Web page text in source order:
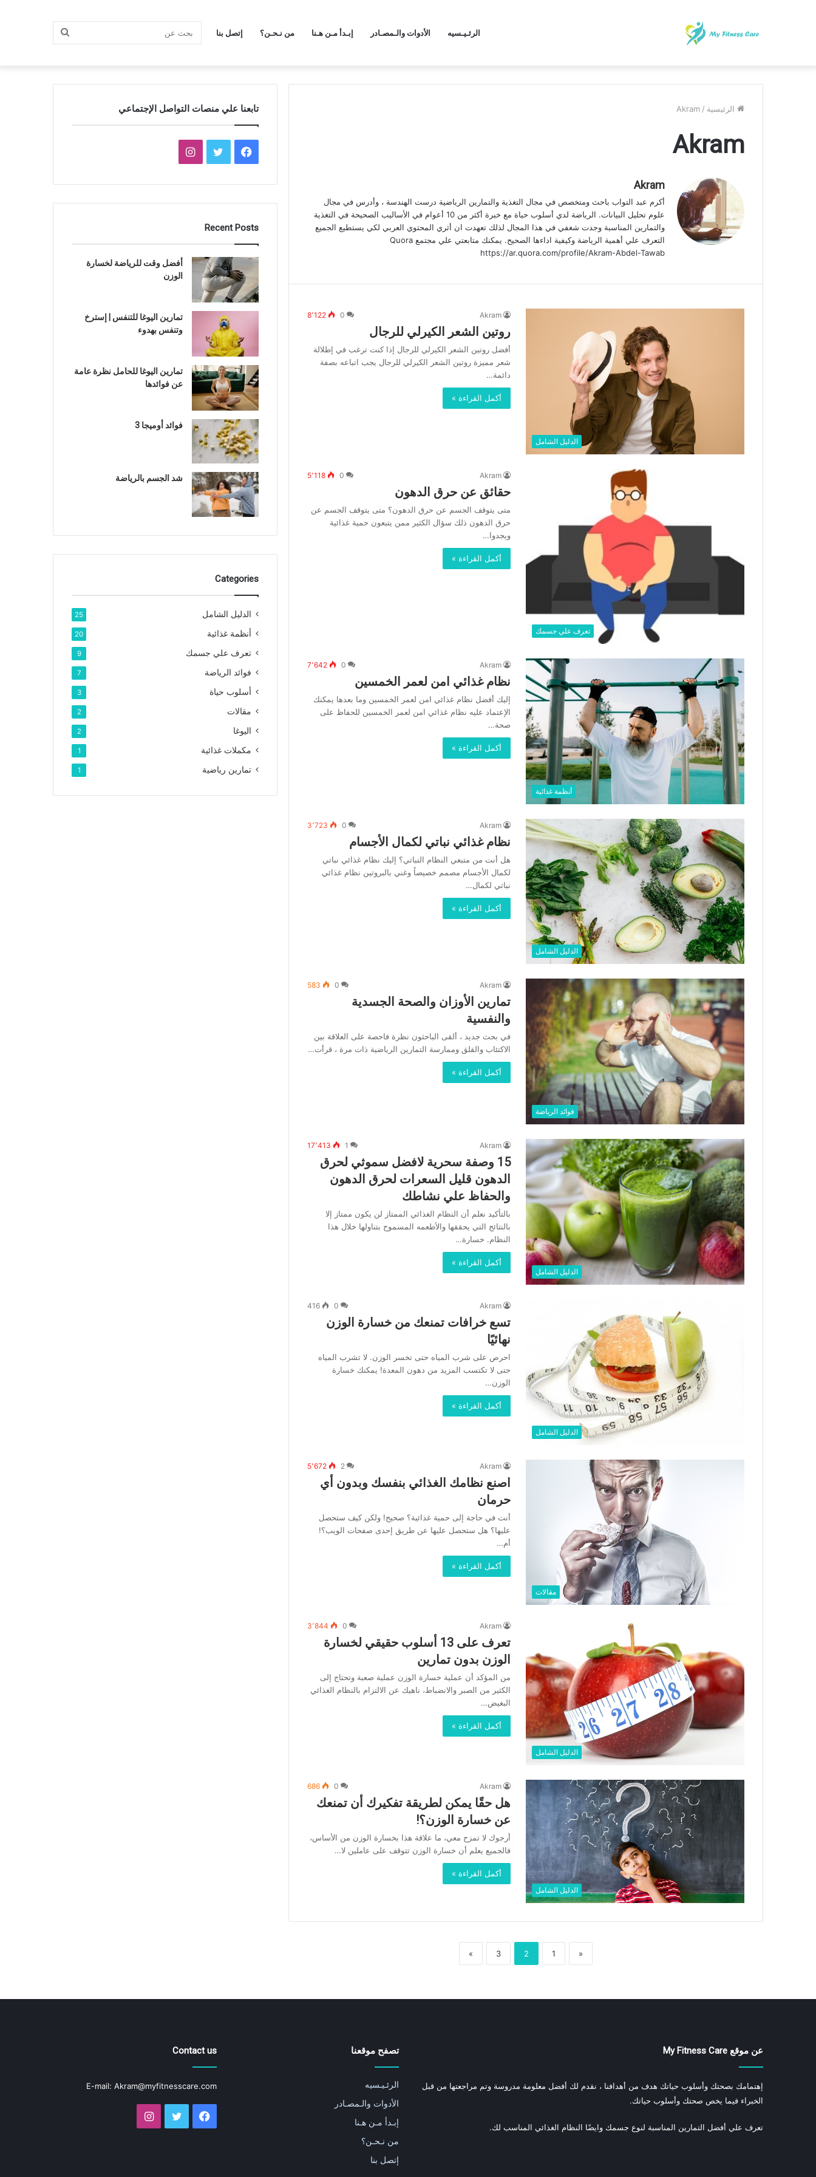
الرئـيـسيه الأدوات والـمصـادر إبـدأ مـن هـنا من نـحـن؟ إتصل بنا بحث
الرئيسية /
Akram
Akram
Akram
أكرم عبد التواب باحث ومتخصص في مجال التغذية والتمارين الرياضية درست الهندسة ، وأدرس في مجال
علوم تحليل البيانات. الرياضة لدي أسلوب حياة مع خبرة أكثر من 10 أعوام في الأساليب الصحيحة في التغذية
والتمارين المناسبة وجدت شغفي في هذا المجال لذلك تعهدت ان أثري المحتوي العربي لكي يستطيع الجميع
التعرف علي أهمية الرياضة وكيفية اداءها الصحيح. يمكنك متابعتي علي مجتمع Quora
https://ar.quora.com/profile/Akram-Abdel-Tawab
الدليل الشامل
Akram
0 8٬122
روتين الشعر الكيرلي للرجال
أفضل روتين الشعر الكيرلي للرجال إذا كنت ترغب في إطلالة
شعر مميزة روتين الشعر الكيرلي للرجال يجب اتباعه بصفة
دائمة…
أكمل القراءة »
تعرف علي جسمك
Akram
0 5٬118
حقائق عن حرق الدهون
متى يتوقف الجسم عن حرق الدهون؟ متى يتوقف الجسم عن
حرق الدهون ذلك سؤال الكثير ممن يتبعون حمية غذائية
ويجدوا…
أكمل القراءة »
أنظمة غذائية
Akram
0 7٬642
نظام غذائي امن لعمر الخمسين
إليك أفضل نظام غذائي امن لعمر الخمسين وما بعدها يمكنك
الإعتماد عليه نظام غذائي امن لعمر الخمسين للحفاظ على
صحة…
أكمل القراءة »
الدليل الشامل
Akram
0 3٬723
نظام غذائي نباتي لكمال الأجسام
هل أنت من متبعي النظام النباتي؟ إليك نظام غذائي نباتي
لكمال الأجسام مصمم خصيصاً وغني بالبروتين نظام غذائي
نباتي لكمال…
أكمل القراءة »
فوائد الرياضة
Akram
0
583
تمارين الأوزان والصحة الجسدية
والنفسية
في بحث جديد ، ألقى الباحثون نظرة فاحصة على العلاقة بين
الاكتئاب والقلق وممارسة التمارين الرياضية ذات مرة ، قرأت…
أكمل القراءة »
الدليل الشامل
Akram
1 17٬413
15 وصفة سحرية لافضل سموثي لحرق
الدهون قليل السعرات لحرق الدهون
والحفاظ علي نشاطك
بالتأكيد نعلم أن النظام الغذائي الممتاز لن يكون ممتاز إلا
بالنتائج التي يحققها والأطعمه المسموح بتناولها خلال هذا
النظام. خسارة…
أكمل القراءة »
الدليل الشامل
Akram
0
416
تسع خرافات تمنعك من خسارة الوزن
نهائيًا
احرص على شرب المياه حتى تخسر الوزن. لا تشرب المياه
حتى لا تكتسب المزيد من دهون المعدة! يمكنك خسارة
الوزن…
أكمل القراءة »
مقالات
Akram
2 5٬672
اصنع نظامك الغذائي بنفسك وبدون أي
حرمان
أنت في حاجة إلى حمية غذائية؟ صحيح! ولكن كيف ستحصل
عليها؟ هل ستحصل عليها عن طريق إحدى صفحات الويب؟!
أم…
أكمل القراءة »
الدليل الشامل
Akram
0 3٬844
تعرف على 13 أسلوب حقيقي لخسارة
الوزن بدون تمارين
من المؤكد أن عملية خسارة الوزن عملية صعبة وتحتاج إلى
الكثير من الصبر والانضباط، ناهيك عن الالتزام بالنظام الغذائي
البغيض…
أكمل القراءة »
الدليل الشامل
Akram
0
686
هل حقًا يمكن لطريقة تفكيرك أن تمنعك
عن خسارة الوزن؟!
أرجوك لا تمزح معي، ما علاقة هذا بخسارة الوزن من الأساس،
فالجميع يعلم أن خسارة الوزن تتوقف على عاملين لا…
أكمل القراءة »
«
1
2
3
»
تابعنا علي منصات التواصل الإجتماعي
فيسبوكتويتر انستقرام
Recent Posts
أفضل وقت للرياضة لخسارة
الوزن
تمارين اليوغا للتنفس | إسترخ
وتنفس بهدوء
تمارين اليوغا للحامل نظرة عامة
عن فوائدها
فوائد أوميجا 3
شد الجسم بالرياضة
Categories
الدليل الشامل 25
أنظمة غذائية 20
تعرف علي جسمك 9
فوائد الرياضة 7
أسلوب حياة 3
مقالات 2
اليوغا 2
مكملات غذائية 1
تمارين رياضية 1
عن موقع My Fitness Care
إهتمامك بصحتك وأسلوب حياتك هدف من أهدافنا ، نقدم لك أفضل معلومة مدروسة وتم مراجعتها من قبل
الخبراء فيما يخص صحتك وأسلوب حياتك.
تعرف علي أفضل التمارين المناسبة لنوع جسمك وايضًا النظام الغذائي المناسب لك.
تصفح موقعنا
الرئـيـسيه
الأدوات والـمصـادر
إبـدأ مـن هـنا
من نـحـن؟
إتصل بنا
Contact us
E-mail: Akram@myfitnesscare.com
فيسبوك تويتر انستقرام